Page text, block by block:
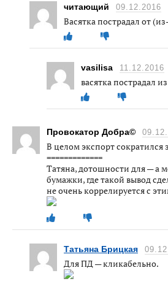
читающий 09.12.2016
Васятка пострадал от
vasilisa 11.12.2016
васятка пострадал
Провокатор Добра©
В целом экспорт сократился
=============
Татяна, дотошности для — а
бумажки, где такой вывод
не очень коррелируется с
Татьяна Брицкая
Для ПД — кликабельно.